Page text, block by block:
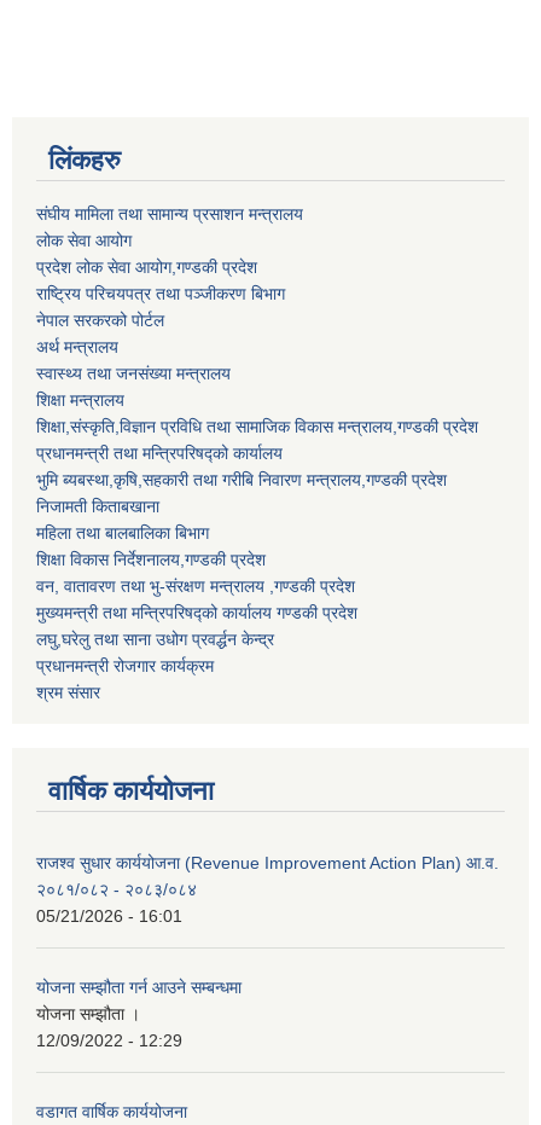
लिंकहरु
संघीय मामिला तथा सामान्य प्रसाशन मन्त्रालय
लोक सेवा आयोग
प्रदेश लोक सेवा आयोग,गण्डकी प्रदेश
राष्ट्रिय परिचयपत्र तथा पञ्जीकरण बिभाग
नेपाल सरकरको पोर्टल
अर्थ मन्त्रालय
स्वास्थ्य तथा जनसंख्या मन्त्रालय
शिक्षा मन्त्रालय
शिक्षा,संस्कृति,विज्ञान प्रविधि तथा सामाजिक विकास मन्त्रालय,गण्डकी प्रदेश
प्रधानमन्त्री तथा मन्त्रिपरिषद्को कार्यालय
भुमि ब्यबस्था,कृषि,सहकारी तथा गरीबि निवारण मन्त्रालय,गण्डकी प्रदेश
निजामती किताबखाना
महिला तथा बालबालिका बिभाग
शिक्षा विकास निर्देशनालय,गण्डकी प्रदेश
वन, वातावरण तथा भु-संरक्षण मन्त्रालय ,गण्डकी प्रदेश
मुख्यमन्त्री तथा मन्त्रिपरिषद्को कार्यालय गण्डकी प्रदेश
लघु,घरेलु तथा साना उधोग प्रवर्द्धन केन्द्र
प्रधानमन्त्री रोजगार कार्यक्रम
श्रम संसार
वार्षिक कार्ययोजना
राजश्व सुधार कार्ययोजना (Revenue Improvement Action Plan) आ.व.
२०८१/०८२ - २०८३/०८४
05/21/2026 - 16:01
योजना सम्झौता गर्न आउने सम्बन्धमा
योजना सम्झौता ।
12/09/2022 - 12:29
वडागत वार्षिक कार्ययोजना